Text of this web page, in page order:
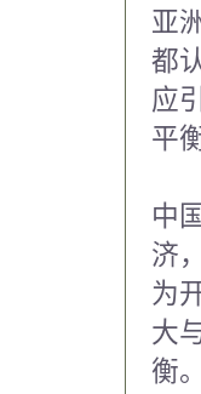
亚
都
应
平
中
济
为
大
衡。